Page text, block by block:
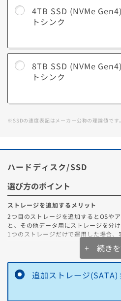
4TB SSD (NVMe
トシンク
8TB SSD (NVMe
トシンク
※SSDの速度表記はメーカー公称の理論値です。
ハードディスク/SSD
選び方のポイント
ストレージを追加するメリット
2つ目のストレージを追加するとOSや
と、その他データ用にストレージを分
1つのストレージだけで運用した場合
ーマンスが急激に下がり、ゲームアプ
べての動作に影響が出ます。
データの種類によってストレージを使
消できます。
また、2つ目のドライブを重要なデー
+ 続きを
追加ストレージ(SATA)